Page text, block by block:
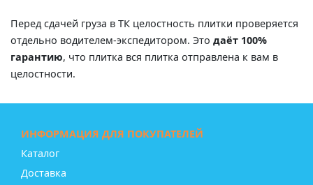
Перед сдачей груза в ТК целостность плитки проверяется
отдельно водителем-экспедитором. Это даёт 100%
гарантию, что плитка вся плитка отправлена к вам в
целостности.
ИНФОРМАЦИЯ ДЛЯ ПОКУПАТЕЛЕЙ
Каталог
Доставка